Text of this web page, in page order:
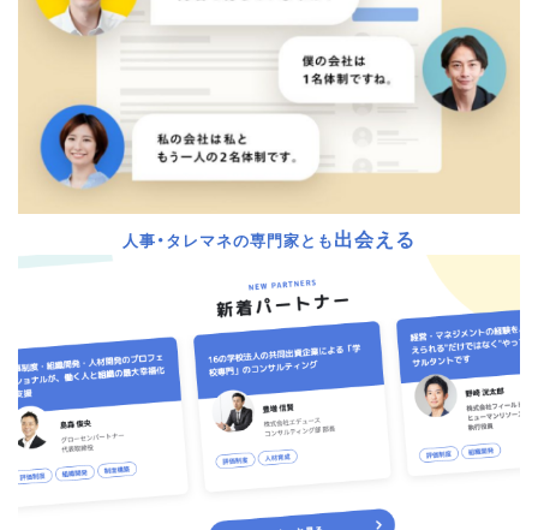
人事・タレマネの専門家とも出会える